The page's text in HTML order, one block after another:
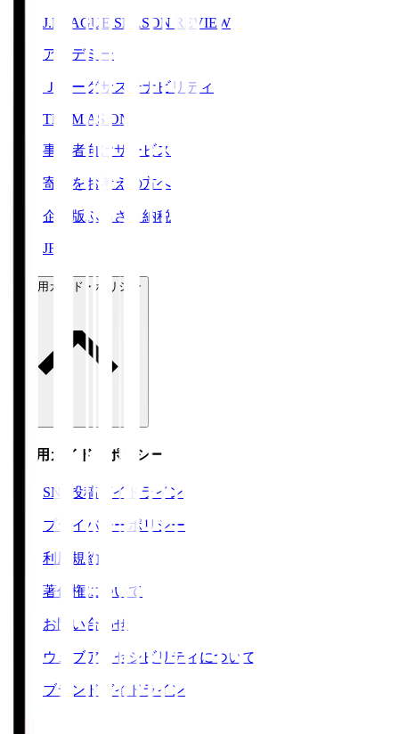
J.LEAGUE SEASON REVIEW
アカデミー
Ｊリーグサステナビリティ
TEAM AS ONE
事業者向けサービス
寄附をお考えの方へ
企業版ふるさと納税
JFA
ご利用ガイド・ポリシー
ご利用ガイド・ポリシー
SNS投稿ガイドライン
プライバシーポリシー
利用規約
著作権について
お問い合わせ
ウェブアクセシビリティについて
ブランドガイドライン